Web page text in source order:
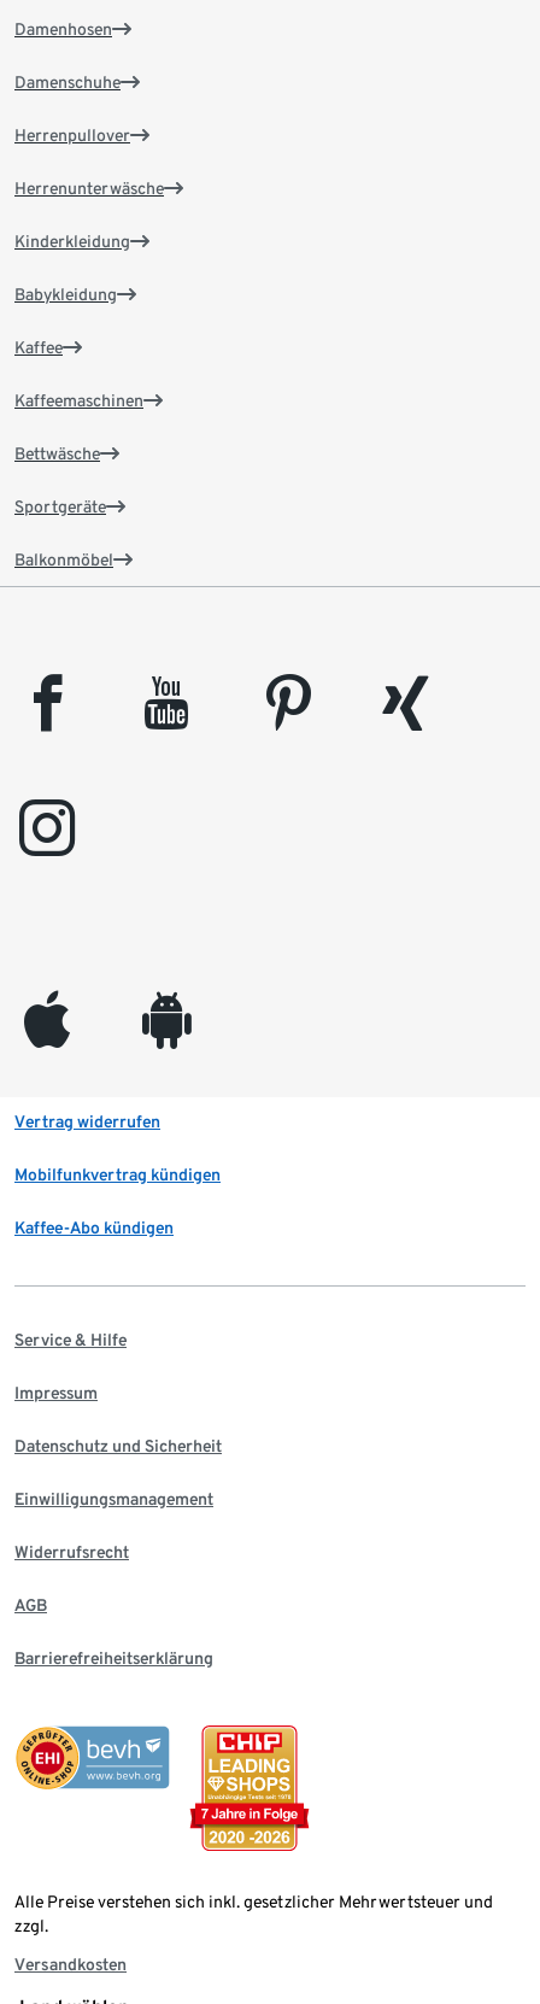
Damenhosen
Damenschuhe
Herrenpullover
Herrenunterwäsche
Kinderkleidung
Babykleidung
Kaffee
Kaffeemaschinen
Bettwäsche
Sportgeräte
Balkonmöbel
facebook youtube pinterest
xing
instagram
appleinc android
Vertrag widerrufen
Mobilfunkvertrag kündigen
Kaffee-Abo kündigen
Service & Hilfe
Impressum
Datenschutz und Sicherheit
Einwilligungsmanagement
Widerrufsrecht
AGB
Barrierefreiheitserklärung
Alle Preise verstehen sich inkl. gesetzlicher Mehrwertsteuer und
zzgl.
Versandkosten